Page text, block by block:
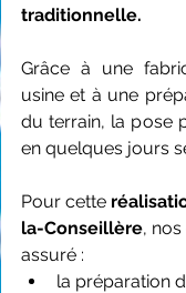
traditionnelle.
Grâce à une
usine et à une
du terrain, la pose
en quelques jours
Pour cette
la-Conseillère,
assuré :
la préparation